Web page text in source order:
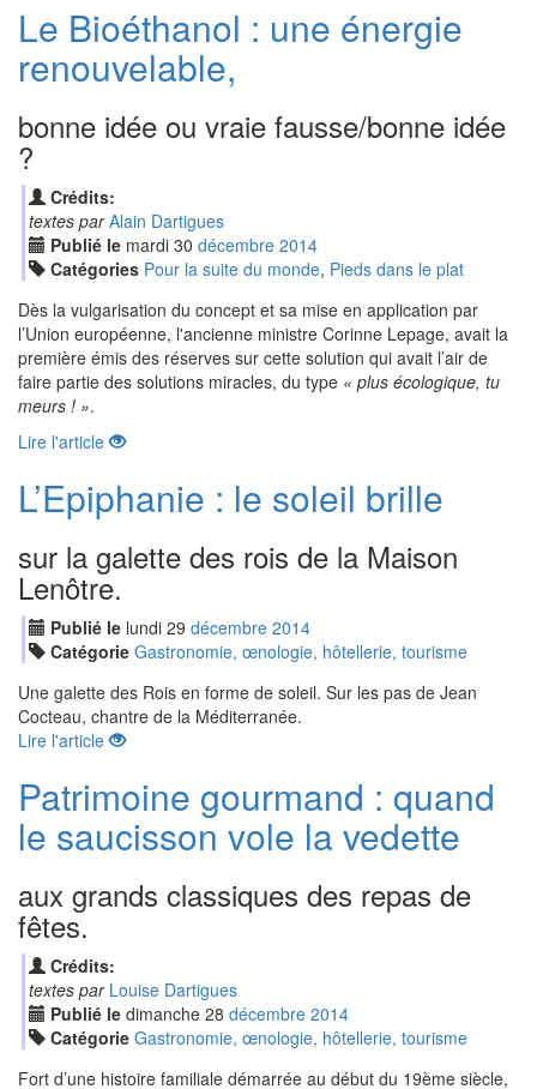
Le Bioéthanol : une énergie
renouvelable,
bonne idée ou vraie fausse/bonne idée
?
Crédits:
textes par Alain Dartigues
Publié le mardi 30 décembre 2014
Catégories Pour la suite du monde, Pieds dans le plat
Dès la vulgarisation du concept et sa mise en application par
l’Union européenne, l'ancienne ministre Corinne Lepage, avait la
première émis des réserves sur cette solution qui avait l’air de
faire partie des solutions miracles, du type « plus écologique, tu
meurs ! ».
Lire l'article
L’Epiphanie : le soleil brille
sur la galette des rois de la Maison
Lenôtre.
Publié le lundi 29 décembre 2014
Catégorie Gastronomie, œnologie, hôtellerie, tourisme
Une galette des Rois en forme de soleil. Sur les pas de Jean
Cocteau, chantre de la Méditerranée.
Lire l'article
Patrimoine gourmand : quand
le saucisson vole la vedette
aux grands classiques des repas de
fêtes.
Crédits:
textes par Louise Dartigues
Publié le dimanche 28 décembre 2014
Catégorie Gastronomie, œnologie, hôtellerie, tourisme
Fort d’une histoire familiale démarrée au début du 19ème siècle,